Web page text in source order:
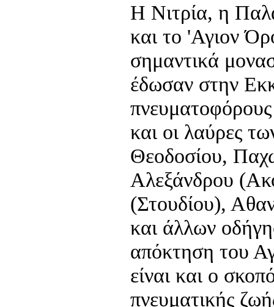
Η Νιτρία, η
και το 'Αγιον
σημαντικά
έδωσαν στην
και οι λαύρες
Θεοδοσίου,
Αλεξάνδρου
(Στουδίου),
και άλλων
απόκτηση του
είναι και ο
πνευματικής